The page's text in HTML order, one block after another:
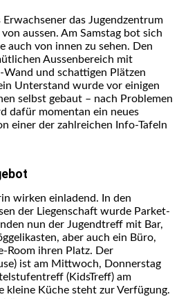
Erwachsener das Jugendzentrum
aussen. Am Samstag bot sich
auch von innen zu sehen. Den
Aussenbereich mit
und schattigen Plätzen
Unterstand wurde vor einigen
selbst gebaut – nach Problemen
dafür momentan ein neues
einer der zahlreichen Info-Tafeln
wirken einladend. In den
der Liegenschaft wurde Parket-
nun der Jugendtreff mit Bar,
aber auch ein Büro,
Room ihren Platz. Der
ist am Mittwoch, Donnerstag
(KidsTreff) am
kleine Küche steht zur Verfügung.